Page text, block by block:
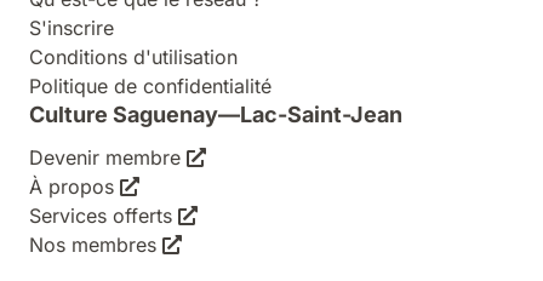
S'inscrire
Conditions d'utilisation
Politique de confidentialité
Culture Saguenay—Lac-Saint-Jean
Devenir membre
À propos
Services offerts
Nos membres